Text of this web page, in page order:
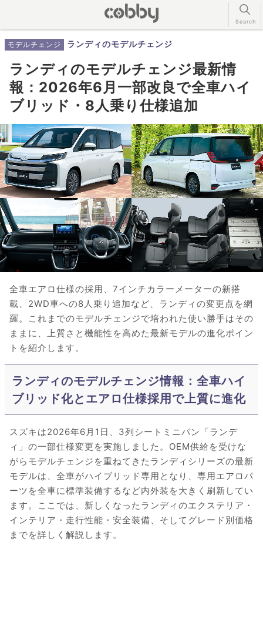
モデルチェンジ ランディのモデルチェンジ
ランディのモデルチェンジ最新情
報：2026年6月一部改良で全車ハイ
ブリッド・8人乗り仕様追加
全車エアロ仕様の採用、7インチカラーメーターの新搭
載、2WD車への8人乗り追加など、ランディの変更点を網
羅。これまでのモデルチェンジで培われた使い勝手はその
ままに、上質さと機能性を高めた最新モデルの進化ポイン
トを紹介します。
ランディのモデルチェンジ情報：全車ハイ
ブリッド化とエアロ仕様採用で上質に進化
スズキは2026年6月1日、3列シートミニバン「ランデ
ィ」の一部仕様変更を実施しました。OEM供給を受けな
がらモデルチェンジを重ねてきたランディシリーズの最新
モデルは、全車がハイブリッド専用となり、専用エアロパ
ーツを全車に標準装備するなど内外装を大きく刷新してい
ます。ここでは、新しくなったランディのエクステリア・
インテリア・走行性能・安全装備、そしてグレード別価格
までを詳しく解説します。